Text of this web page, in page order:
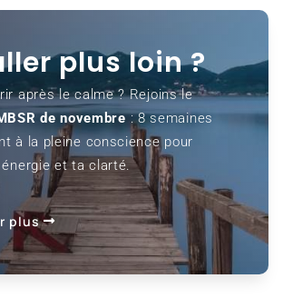
plus loin ?
après le calme ? Rejoins le
de novembre: 8 semaines
à la pleine conscience pour
et ta clarté.
plus